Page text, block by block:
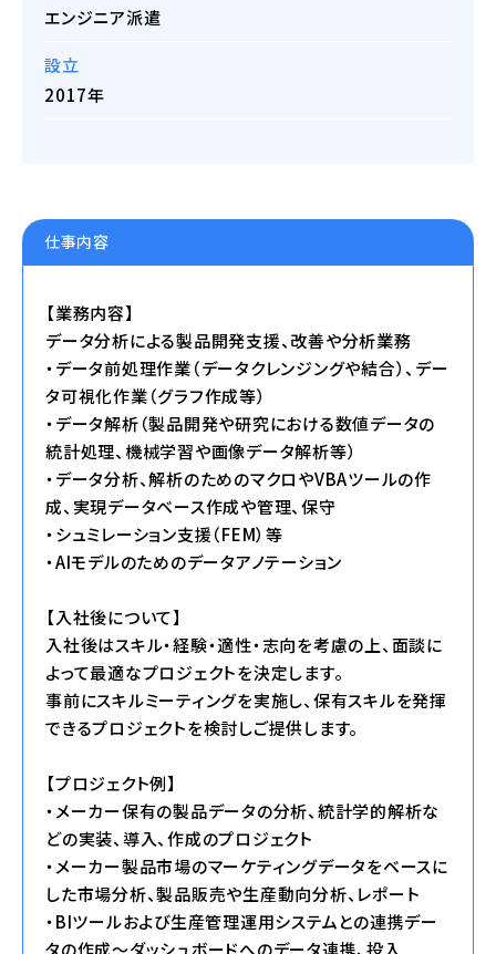
エンジニア派遣
設立
2017年
仕事内容
【業務内容】
データ分析による製品開発支援、改善や分析業務
・データ前処理作業（データクレンジングや結合）、デー
タ可視化作業（グラフ作成等）
・データ解析（製品開発や研究における数値データの
統計処理、機械学習や画像データ解析等）
・データ分析、解析のためのマクロやVBAツールの作
成、実現データベース作成や管理、保守
・シュミレーション支援（FEM）等
・AIモデルのためのデータアノテーション
【入社後について】
入社後はスキル・経験・適性・志向を考慮の上、面談に
よって最適なプロジェクトを決定します。
事前にスキルミーティングを実施し、保有スキルを発揮
できるプロジェクトを検討しご提供します。
【プロジェクト例】
・メーカー保有の製品データの分析、統計学的解析な
どの実装、導入、作成のプロジェクト
・メーカー製品市場のマーケティングデータをベースに
した市場分析、製品販売や生産動向分析、レポート
・BIツールおよび生産管理運用システムとの連携デー
タの作成～ダッシュボードへのデータ連携、投入